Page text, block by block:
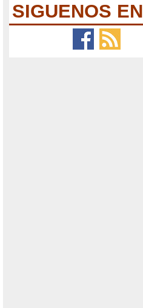
SIGUENOS EN